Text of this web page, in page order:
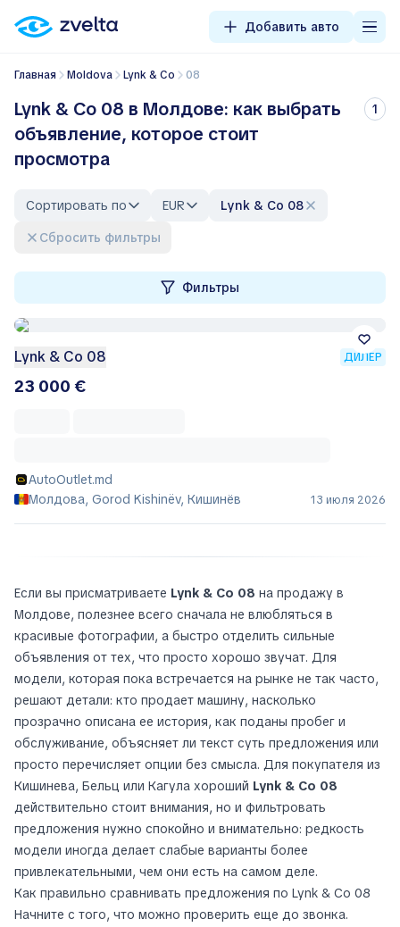
Добавить авто
Главная Moldova Lynk & Co 08
Lynk & Co 08 в Молдове: как выбрать
объявление, которое стоит
просмотра
1
Сортировать по EUR
Lynk & Co 08
Сбросить фильтры
Фильтры
Lynk & Co 08 ДИЛЕР
23 000 €
AutoOutlet.md
Молдова, Gorod Kishinëv, Кишинёв
13 июля 2026
Если вы присматриваете Lynk & Co 08 на продажу в
Молдове, полезнее всего сначала не влюбляться в
красивые фотографии, а быстро отделить сильные
объявления от тех, что просто хорошо звучат. Для
модели, которая пока встречается на рынке не так часто,
решают детали: кто продает машину, насколько
прозрачно описана ее история, как поданы пробег и
обслуживание, объясняет ли текст суть предложения или
просто перечисляет опции без смысла. Для покупателя из
Кишинева, Бельц или Кагула хороший Lynk & Co 08
действительно стоит внимания, но и фильтровать
предложения нужно спокойно и внимательно: редкость
модели иногда делает слабые варианты более
привлекательными, чем они есть на самом деле.
Как правильно сравнивать предложения по Lynk & Co 08
Начните с того, что можно проверить еще до звонка.